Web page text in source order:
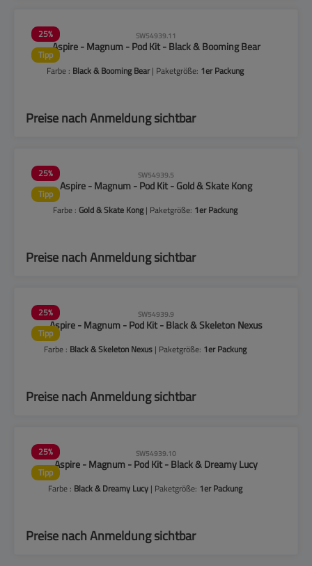
25%
Tipp
SW54939.11
Aspire - Magnum - Pod Kit - Black & Booming Bear
Farbe : Black & Booming Bear| Paketgröße: 1er Packung
Preise nach Anmeldung sichtbar
25%
Tipp
SW54939.5
Aspire - Magnum - Pod Kit - Gold & Skate Kong
Farbe :Gold & Skate Kong| Paketgröße: 1er Packung
Preise nach Anmeldung sichtbar
25%
Tipp
SW54939.9
Aspire - Magnum - Pod Kit - Black & Skeleton Nexus
Farbe : Black & Skeleton Nexus | Paketgröße: 1er Packung
Preise nach Anmeldung sichtbar
25%
Tipp
SW54939.10
Aspire - Magnum - Pod Kit - Black & Dreamy Lucy
Farbe : Black & Dreamy Lucy | Paketgröße: 1er Packung
Preise nach Anmeldung sichtbar